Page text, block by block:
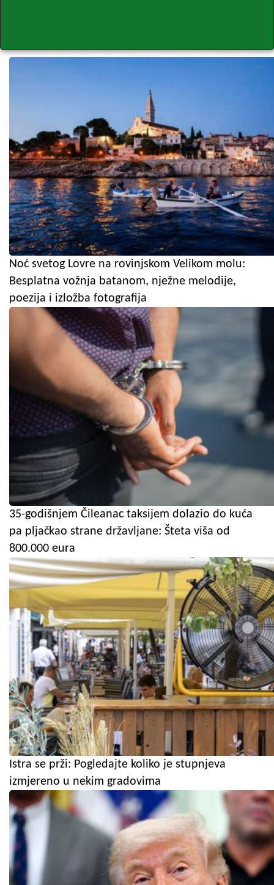
Noć svetog Lovre na rovinjskom Velikom molu:
Besplatna vožnja batanom, nježne melodije,
poezija i izložba fotografija
35-godišnjem Čileanac taksijem dolazio do kuća
pa pljačkao strane državljane: Šteta viša od
800.000 eura
Istra se prži: Pogledajte koliko je stupnjeva
izmjereno u nekim gradovima